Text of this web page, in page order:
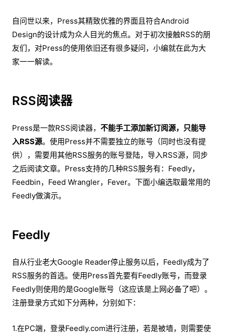
自问世以来，Press其精致优雅的界面且符合Android
Design的设计成为众人目光的焦点。对于初次接触RSS的朋
友们，对Press的使用依旧还有很多疑问，小编就在此为大
家一一解读。
RSS阅读器
Press是一款RSS阅读器， 不能手工添加新订阅源，只能导
入RSS源。使用Press并不需要独立的账号（同时也没有提
供），需要用其他RSS服务的账号登陆，导入RSS源，同步
之后阅读文章。Press支持的几种RSS服务有：Feedly，
Feedbin，Feed Wrangler，Fever。下面小编选取最常用的
Feedly做演示。
Feedly
自从行业老大Google Reader停止服务以后，Feedly成为了
RSS服务的首选。使用Press首先要有Feedly账号，而登录
Feedly则使用的是Google账号（这应该是上网必备了吧）。
注册登录方式如下分两种，分别如下：
1.在PC端，登录Feedly.com进行注册，若是被墙，则需要使